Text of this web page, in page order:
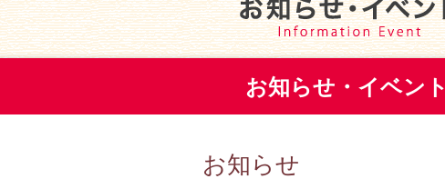
お知らせ・イベント
お知らせ